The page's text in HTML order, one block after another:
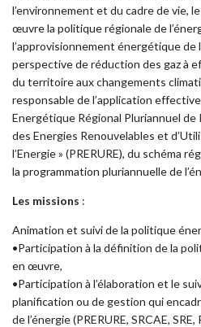
l’environnement et du cadre de vie,
œuvre la politique régionale de
l’approvisionnement énergétique de
perspective de réduction des gaz à
du territoire aux changements
responsable de l’application
Energétique Régional Pluriannuel
des Energies Renouvelables et
l’Energie » (PRERURE), du schéma
la programmation pluriannuelle de
Les missions :
Animation et suivi de la politique
•Participation à la définition de la
en œuvre,
•Participation à l’élaboration et le
planification ou de gestion qui
de l’énergie (PRERURE, SRCAE, SRE,